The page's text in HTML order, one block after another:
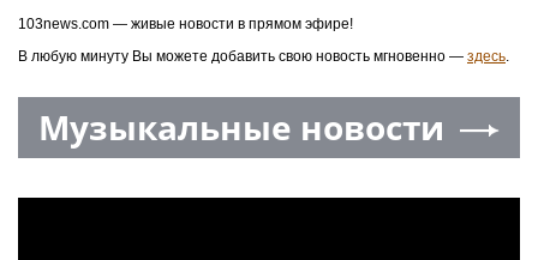
103news.com — живые новости в прямом эфире!
В любую минуту Вы можете добавить свою новость мгновенно — здесь.
Музыкальные новости